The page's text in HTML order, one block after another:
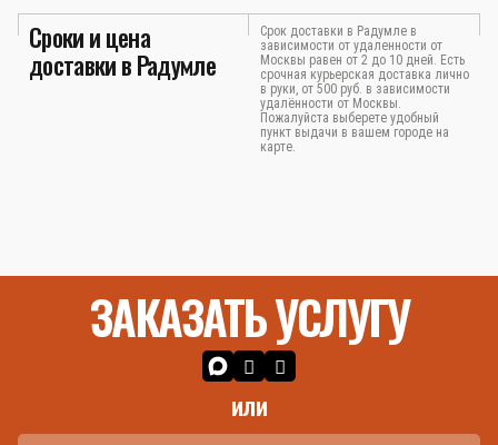
Сроки и цена
доставки в Радумле
Срок доставки в Радумле в
зависимости от удаленности от
Москвы равен от 2 до 10 дней. Есть
срочная курьерская доставка лично
в руки, от 500 руб. в зависимости
удалённости от Москвы.
Пожалуйста выберете удобный
пункт выдачи в вашем городе на
карте.
ЗАКАЗАТЬ УСЛУГУ
или